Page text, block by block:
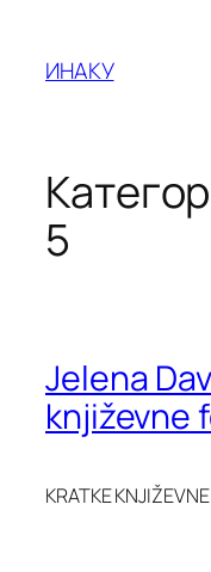
содржината
ИНАКУ
5
Jelena
književne
KRATKE